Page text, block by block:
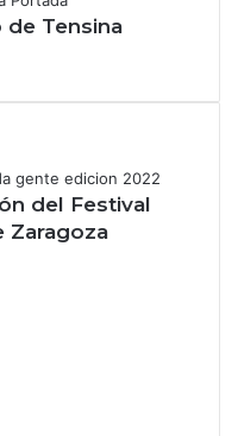
de Tensina
del Festival
Zaragoza